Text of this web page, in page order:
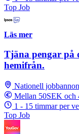
Top Job
Läs mer
Tjäna pengar på
hemifrån.
Nationell
Mellan 50SEK och
1 - 15 timmar per
Top Job